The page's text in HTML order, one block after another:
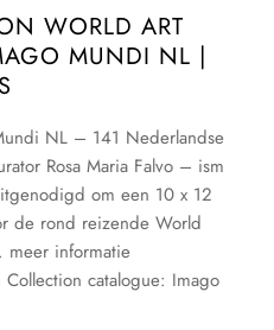
WORLD ART
MUNDI NL |
NL – 141 Nederlandse
Rosa Maria Falvo – ism
om een 10 x 12
de rond reizende World
meer informatie
catalogue: Imago